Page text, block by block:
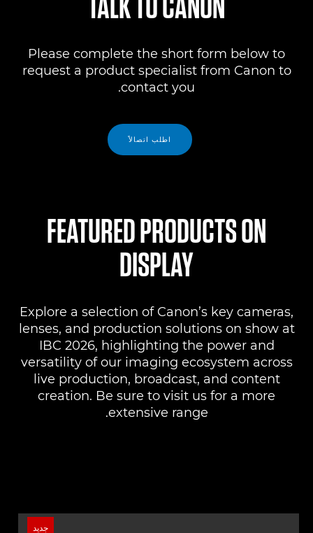
Please complete the short form below to
request a product specialist from Canon to
contact you.
اطلب اتصالاً
FEATURED PRODUCTS ON
DISPLAY
Explore a selection of Canon’s key cameras,
lenses, and production solutions on show at
IBC 2026, highlighting the power and
versatility of our imaging ecosystem across
live production, broadcast, and content
creation. Be sure to visit us for a more
extensive range.
جديد